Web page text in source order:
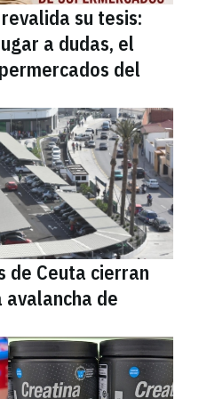
su tesis:
a dudas, el
del
de Ceuta cierran
de